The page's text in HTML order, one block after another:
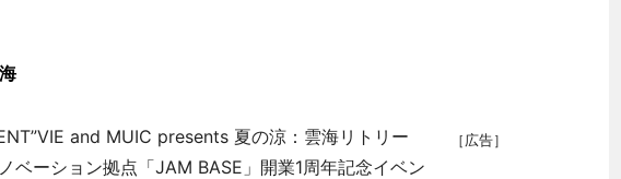
［広告］
and MUIC presents 夏の涼：雲海リトリー
ベーション拠点「JAM BASE」開業1周年記念イベン